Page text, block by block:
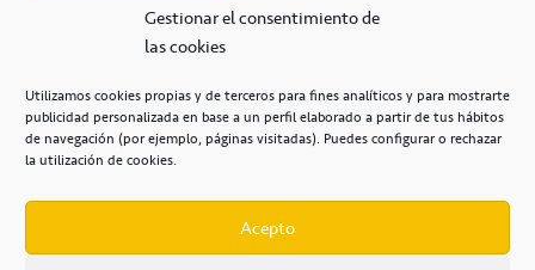
Gestionar el consentimiento de
las cookies
Utilizamos cookies propias y de terceros para fines analíticos y para mostrarte
publicidad personalizada en base a un perfil elaborado a partir de tus hábitos
de navegación (por ejemplo, páginas visitadas). Puedes configurar o rechazar
la utilización de cookies.
Acepto
secretaria@cbcanarias.es
+34 922 253 684
Casa del Deporte / 38108 – La Laguna